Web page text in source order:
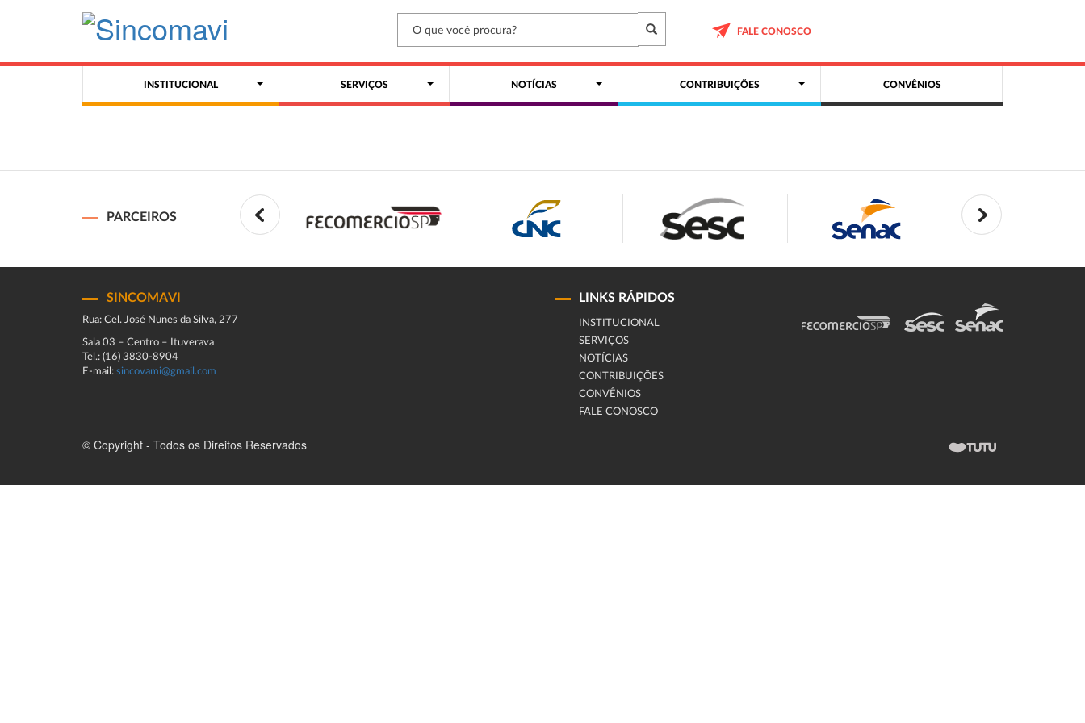
FALE CONOSCO
INSTITUCIONAL SERVIÇOS NOTÍCIAS CONTRIBUIÇÕES CONVÊNIOS
PARCEIROS
SINCOMAVI
Rua: Cel. José Nunes da Silva, 277
Sala 03 – Centro – Ituverava
Tel.: (16) 3830-8904
E-mail: sincovami@gmail.com
LINKS RÁPIDOS
INSTITUCIONAL
SERVIÇOS
NOTÍCIAS
CONTRIBUIÇÕES
CONVÊNIOS
FALE CONOSCO
© Copyright - Todos os Direitos Reservados